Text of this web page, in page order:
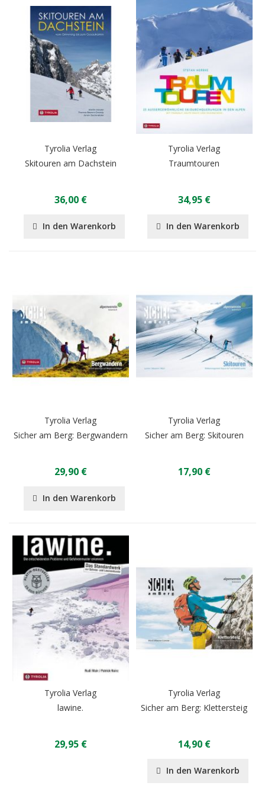
Tyrolia Verlag
Skitouren am Dachstein
36,00 €
In den Warenkorb
Tyrolia Verlag
Traumtouren
34,95 €
In den Warenkorb
Tyrolia Verlag
Sicher am Berg: Bergwandern
29,90 €
In den Warenkorb
Tyrolia Verlag
Sicher am Berg: Skitouren
17,90 €
Tyrolia Verlag
lawine.
29,95 €
Tyrolia Verlag
Sicher am Berg: Klettersteig
14,90 €
In den Warenkorb